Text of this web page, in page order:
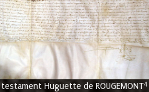
testament Huguette de ROUGEMONT4